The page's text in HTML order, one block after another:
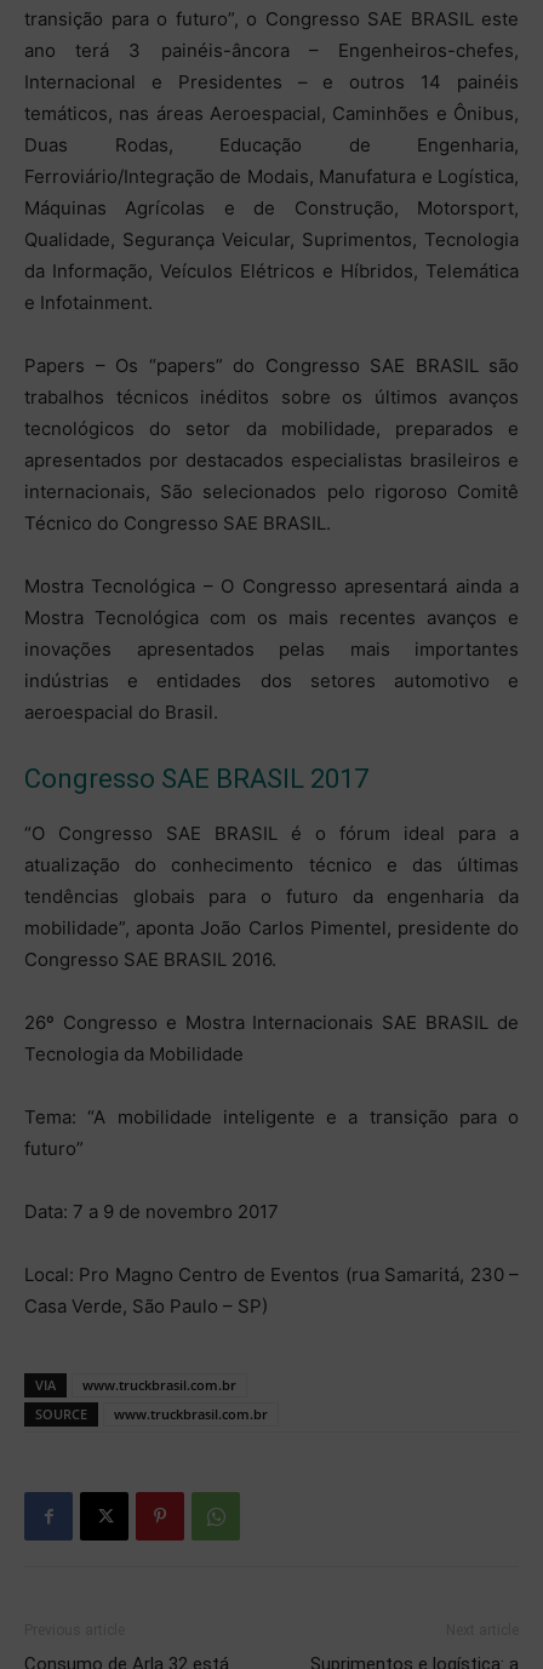
transição para o futuro”, o Congresso SAE BRASIL este
ano terá 3 painéis-âncora – Engenheiros-chefes,
Internacional e Presidentes – e outros 14 painéis
temáticos, nas áreas Aeroespacial, Caminhões e Ônibus,
Duas Rodas, Educação de Engenharia,
Ferroviário/Integração de Modais, Manufatura e Logística,
Máquinas Agrícolas e de Construção, Motorsport,
Qualidade, Segurança Veicular, Suprimentos, Tecnologia
da Informação, Veículos Elétricos e Híbridos, Telemática
e Infotainment.
Papers – Os “papers” do Congresso SAE BRASIL são
trabalhos técnicos inéditos sobre os últimos avanços
tecnológicos do setor da mobilidade, preparados e
apresentados por destacados especialistas brasileiros e
internacionais, São selecionados pelo rigoroso Comitê
Técnico do Congresso SAE BRASIL.
Mostra Tecnológica – O Congresso apresentará ainda a
Mostra Tecnológica com os mais recentes avanços e
inovações apresentados pelas mais importantes
indústrias e entidades dos setores automotivo e
aeroespacial do Brasil.
Congresso SAE BRASIL 2017
“O Congresso SAE BRASIL é o fórum ideal para a
atualização do conhecimento técnico e das últimas
tendências globais para o futuro da engenharia da
mobilidade”, aponta João Carlos Pimentel, presidente do
Congresso SAE BRASIL 2016.
26º Congresso e Mostra Internacionais SAE BRASIL de
Tecnologia da Mobilidade
Tema: “A mobilidade inteligente e a transição para o
futuro”
Data: 7 a 9 de novembro 2017
Local: Pro Magno Centro de Eventos (rua Samaritá, 230 –
Casa Verde, São Paulo – SP)
VIA
www.truckbrasil.com.br
SOURCE
www.truckbrasil.com.br
Consumo de Arla 32 está Suprimentos e logística: a